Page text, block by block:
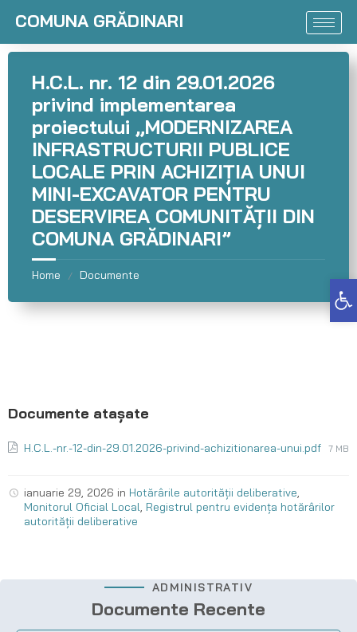
Deschide bara de unelte
COMUNA GRĂDINARI
H.C.L. nr. 12 din 29.01.2026
privind implementarea
proiectului „MODERNIZAREA
INFRASTRUCTURII PUBLICE
LOCALE PRIN ACHIZIȚIA UNUI
MINI-EXCAVATOR PENTRU
DESERVIREA COMUNITĂȚII DIN
COMUNA GRĂDINARI”
Home / Documente
H.C.L.-nr.-12-din-29.01.2026-privind-achizitionarea-unui.pdf 7 MB
ianuarie 29, 2026 in Hotărârile autorității deliberative,
Monitorul Oficial Local, Registrul pentru evidența hotărârilor
autorității deliberative
ADMINISTRATIV
Documente Recente